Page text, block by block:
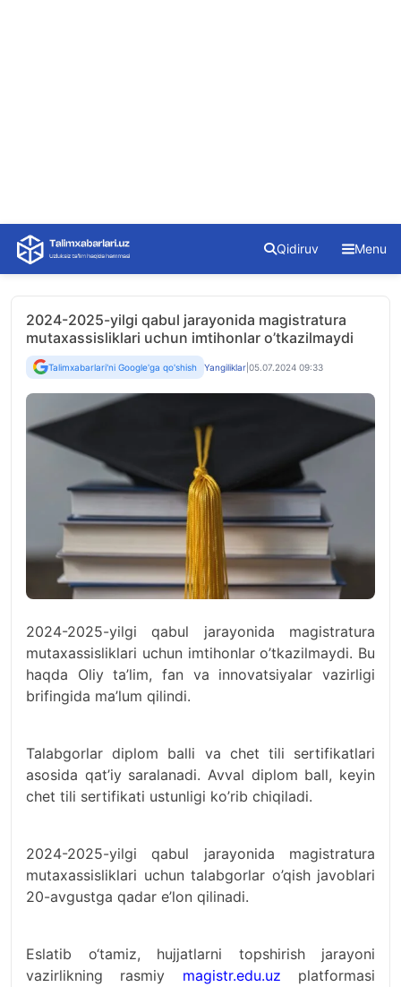
Skip
content
Qidiruv Menu
2024-2025-yilgi qabul jarayonida magistratura
mutaxassisliklari uchun imtihonlar o’tkazilmaydi
Talimxabarlari'ni Google'ga qo'shish Yangiliklar 05.07.2024 09:33
2024-2025-yilgi qabul jarayonida magistratura
mutaxassisliklari uchun imtihonlar o’tkazilmaydi. Bu
haqda Oliy ta’lim, fan va innovatsiyalar vazirligi
brifingida ma’lum qilindi.
Talabgorlar diplom balli va chet tili sertifikatlari
asosida qat’iy saralanadi. Avval diplom ball, keyin
chet tili sertifikati ustunligi ko’rib chiqiladi.
2024-2025-yilgi qabul jarayonida magistratura
mutaxassisliklari uchun talabgorlar o’qish javoblari
20-avgustga qadar e’lon qilinadi.
Eslatib o‘tamiz, hujjatlarni topshirish jarayoni
vazirlikning rasmiy magistr.edu.uz platformasi